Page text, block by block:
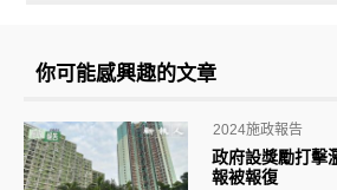
你可能感興趣的文章
政府設獎勵打擊
報被報復
2024施政報告